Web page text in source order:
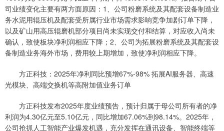
司业绩变化主要有两方面原因：1、公司粉磨系统及其配套设备制造业
务水泥用辊压机及配套受所属行业市场需求影响竞争加剧订单下降，
以及矿山用高压辊磨机部分项目尚未实现交付和结算，对应收入尚未
确认，致使板块净利润相应下降；2、公司为拓展粉磨系统及其配套设
备制造业务海外市场，费用较上期增加，致使净利润相应下降。
方正科技：2025年净利同比预增67%-98% 拓展AI服务器、高速
光模块、高端交换机等高附加值业务订单
方正科技发布2025年度业绩预告，预计归属于母公司所有者的净
利润为4.30亿元至5.10亿元，同比增加67.06%到98.14%。2025年，
公司抢抓人工智能产业爆发机遇，充分发挥在通讯设备、智能终端等